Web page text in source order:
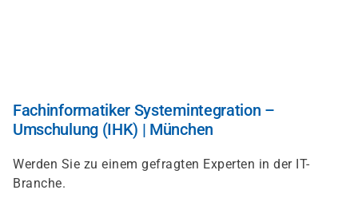
Fachinformatiker Systemintegration –
Umschulung (IHK) | München
Werden Sie zu einem gefragten Experten in der IT-
Branche.